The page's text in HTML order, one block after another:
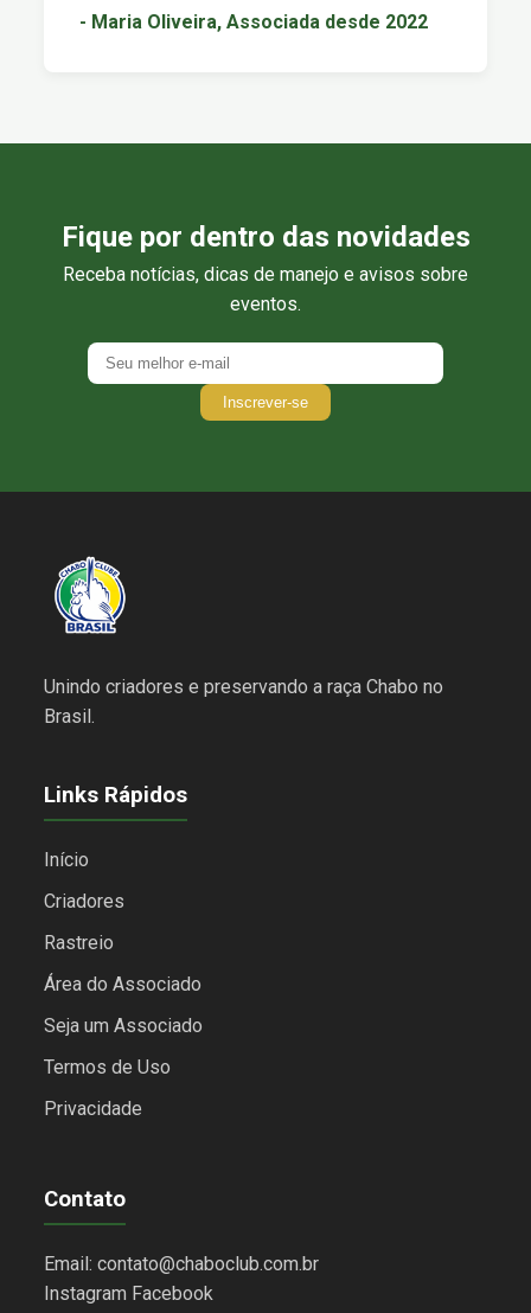
- Maria Oliveira, Associada desde 2022
Fique por dentro das novidades
Receba notícias, dicas de manejo e avisos sobre
eventos.
Inscrever-se
Unindo criadores e preservando a raça Chabo no
Brasil.
Links Rápidos
Início
Criadores
Rastreio
Área do Associado
Seja um Associado
Termos de Uso
Privacidade
Contato
Email: contato@chaboclub.com.br
Instagram Facebook